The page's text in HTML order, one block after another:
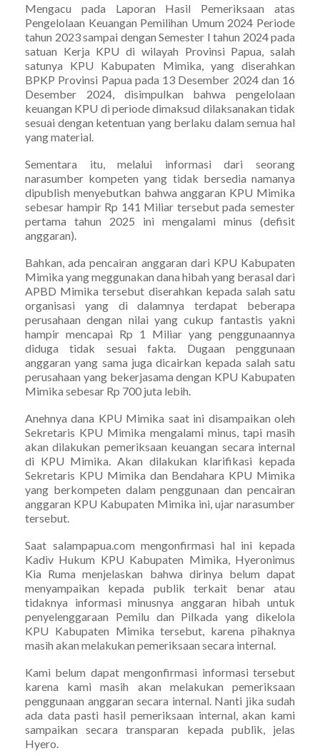
Mengacu pada Laporan Hasil Pemeriksaan atas
Pengelolaan Keuangan Pemilihan Umum 2024 Periode
tahun 2023 sampai dengan Semester I tahun 2024 pada
satuan Kerja KPU di wilayah Provinsi Papua, salah
satunya KPU Kabupaten Mimika, yang diserahkan
BPKP Provinsi Papua pada 13 Desember 2024 dan 16
Desember 2024, disimpulkan bahwa pengelolaan
keuangan KPU di periode dimaksud dilaksanakan tidak
sesuai dengan ketentuan yang berlaku dalam semua hal
yang material.
Sementara itu, melalui informasi dari seorang
narasumber kompeten yang tidak bersedia namanya
dipublish menyebutkan bahwa anggaran KPU Mimika
sebesar hampir Rp 141 Miliar tersebut pada semester
pertama tahun 2025 ini mengalami minus (defisit
anggaran).
Bahkan, ada pencairan anggaran dari KPU Kabupaten
Mimika yang meggunakan dana hibah yang berasal dari
APBD Mimika tersebut diserahkan kepada salah satu
organisasi yang di dalamnya terdapat beberapa
perusahaan dengan nilai yang cukup fantastis yakni
hampir mencapai Rp 1 Miliar yang penggunaannya
diduga tidak sesuai fakta. Dugaan penggunaan
anggaran yang sama juga dicairkan kepada salah satu
perusahaan yang bekerjasama dengan KPU Kabupaten
Mimika sebesar Rp 700 juta lebih.
Anehnya dana KPU Mimika saat ini disampaikan oleh
Sekretaris KPU Mimika mengalami minus, tapi masih
akan dilakukan pemeriksaan keuangan secara internal
di KPU Mimika. Akan dilakukan klarifikasi kepada
Sekretaris KPU Mimika dan Bendahara KPU Mimika
yang berkompeten dalam penggunaan dan pencairan
anggaran KPU Kabupaten Mimika ini, ujar narasumber
tersebut.
Saat salampapua.com mengonfirmasi hal ini kepada
Kadiv Hukum KPU Kabupaten Mimika, Hyeronimus
Kia Ruma menjelaskan bahwa dirinya belum dapat
menyampaikan kepada publik terkait benar atau
tidaknya informasi minusnya anggaran hibah untuk
penyelenggaraan Pemilu dan Pilkada yang dikelola
KPU Kabupaten Mimika tersebut, karena pihaknya
masih akan melakukan pemeriksaan secara internal.
Kami belum dapat mengonfirmasi informasi tersebut
karena kami masih akan melakukan pemeriksaan
penggunaan anggaran secara internal. Nanti jika sudah
ada data pasti hasil pemeriksaan internal, akan kami
sampaikan secara transparan kepada publik, jelas
Hyero.